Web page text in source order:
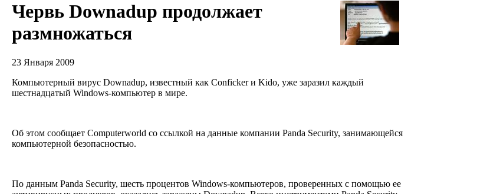
Червь Downadup продолжает
размножаться
23 Января 2009
Компьютерный вирус Downadup, известный как Conficker и Kido, уже заразил каждый
шестнадцатый Windows-компьютер в мире.
Об этом сообщает Computerworld со ссылкой на данные компании Panda Security, занимающейся
компьютерной безопасностью.
По данным Panda Security, шесть процентов Windows-компьютеров, проверенных с помощью ее